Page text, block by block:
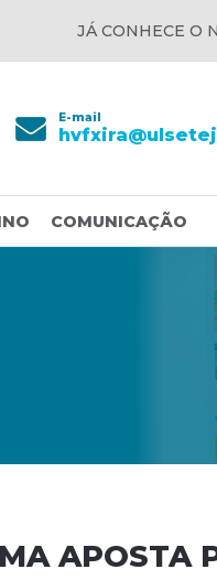
JÁ CONHECE O
E-mail
COMUNICAÇÃO
APOSTA